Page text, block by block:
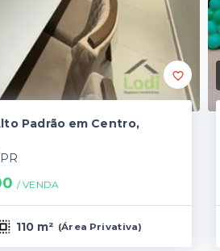
Padrão em Centro,
/ VENDA
110 m² (Área Privativa)